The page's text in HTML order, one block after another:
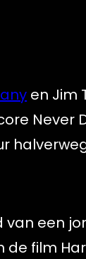
en Jim
Never
van een
de film